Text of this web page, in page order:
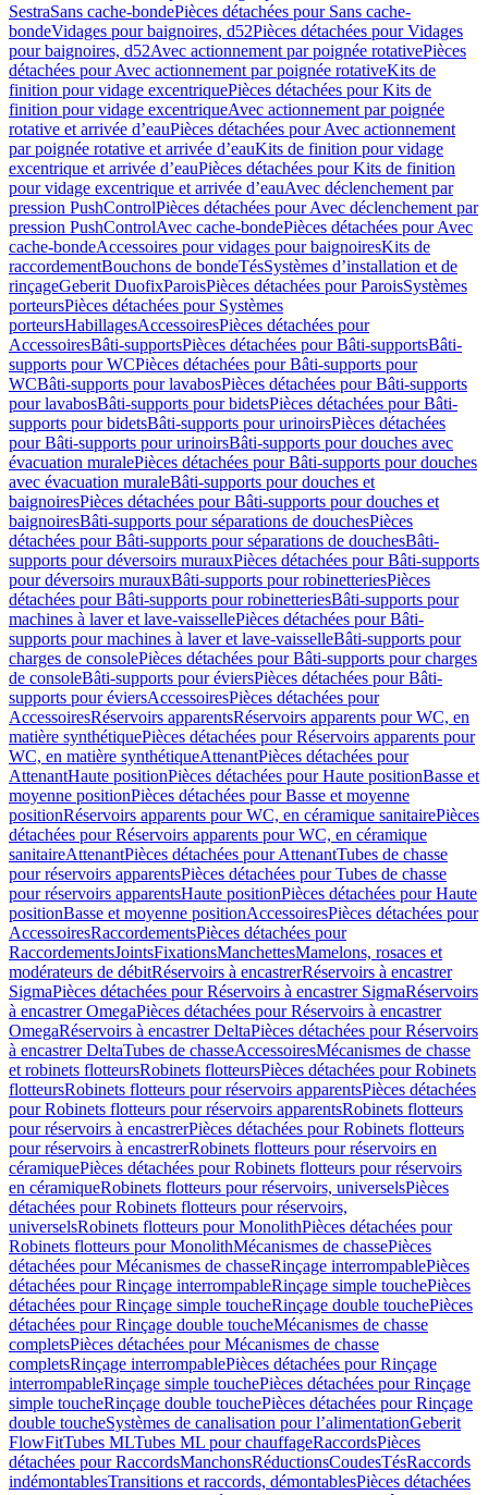
SestraSans cache-bondePièces détachées pour Sans cache-
bondeVidages pour baignoires, d52Pièces détachées pour Vidages
pour baignoires, d52Avec actionnement par poignée rotativePièces
détachées pour Avec actionnement par poignée rotativeKits de
finition pour vidage excentriquePièces détachées pour Kits de
finition pour vidage excentriqueAvec actionnement par poignée
rotative et arrivée d’eauPièces détachées pour Avec actionnement
par poignée rotative et arrivée d’eauKits de finition pour vidage
excentrique et arrivée d’eauPièces détachées pour Kits de finition
pour vidage excentrique et arrivée d’eauAvec déclenchement par
pression PushControlPièces détachées pour Avec déclenchement par
pression PushControlAvec cache-bondePièces détachées pour Avec
cache-bondeAccessoires pour vidages pour baignoiresKits de
raccordementBouchons de bondeTésSystèmes d’installation et de
rinçageGeberit DuofixParoisPièces détachées pour ParoisSystèmes
porteursPièces détachées pour Systèmes
porteursHabillagesAccessoiresPièces détachées pour
AccessoiresBâti-supportsPièces détachées pour Bâti-supportsBâti-
supports pour WCPièces détachées pour Bâti-supports pour
WCBâti-supports pour lavabosPièces détachées pour Bâti-supports
pour lavabosBâti-supports pour bidetsPièces détachées pour Bâti-
supports pour bidetsBâti-supports pour urinoirsPièces détachées
pour Bâti-supports pour urinoirsBâti-supports pour douches avec
évacuation muralePièces détachées pour Bâti-supports pour douches
avec évacuation muraleBâti-supports pour douches et
baignoiresPièces détachées pour Bâti-supports pour douches et
baignoiresBâti-supports pour séparations de douchesPièces
détachées pour Bâti-supports pour séparations de douchesBâti-
supports pour déversoirs murauxPièces détachées pour Bâti-supports
pour déversoirs murauxBâti-supports pour robinetteriesPièces
détachées pour Bâti-supports pour robinetteriesBâti-supports pour
machines à laver et lave-vaissellePièces détachées pour Bâti-
supports pour machines à laver et lave-vaisselleBâti-supports pour
charges de consolePièces détachées pour Bâti-supports pour charges
de consoleBâti-supports pour éviersPièces détachées pour Bâti-
supports pour éviersAccessoiresPièces détachées pour
AccessoiresRéservoirs apparentsRéservoirs apparents pour WC, en
matière synthétiquePièces détachées pour Réservoirs apparents pour
WC, en matière synthétiqueAttenantPièces détachées pour
AttenantHaute positionPièces détachées pour Haute positionBasse et
moyenne positionPièces détachées pour Basse et moyenne
positionRéservoirs apparents pour WC, en céramique sanitairePièces
détachées pour Réservoirs apparents pour WC, en céramique
sanitaireAttenantPièces détachées pour AttenantTubes de chasse
pour réservoirs apparentsPièces détachées pour Tubes de chasse
pour réservoirs apparentsHaute positionPièces détachées pour Haute
positionBasse et moyenne positionAccessoiresPièces détachées pour
AccessoiresRaccordementsPièces détachées pour
RaccordementsJointsFixationsManchettesMamelons, rosaces et
modérateurs de débitRéservoirs à encastrerRéservoirs à encastrer
SigmaPièces détachées pour Réservoirs à encastrer SigmaRéservoirs
à encastrer OmegaPièces détachées pour Réservoirs à encastrer
OmegaRéservoirs à encastrer DeltaPièces détachées pour Réservoirs
à encastrer DeltaTubes de chasseAccessoiresMécanismes de chasse
et robinets flotteursRobinets flotteursPièces détachées pour Robinets
flotteursRobinets flotteurs pour réservoirs apparentsPièces détachées
pour Robinets flotteurs pour réservoirs apparentsRobinets flotteurs
pour réservoirs à encastrerPièces détachées pour Robinets flotteurs
pour réservoirs à encastrerRobinets flotteurs pour réservoirs en
céramiquePièces détachées pour Robinets flotteurs pour réservoirs
en céramiqueRobinets flotteurs pour réservoirs, universelsPièces
détachées pour Robinets flotteurs pour réservoirs,
universelsRobinets flotteurs pour MonolithPièces détachées pour
Robinets flotteurs pour MonolithMécanismes de chassePièces
détachées pour Mécanismes de chasseRinçage interrompablePièces
détachées pour Rinçage interrompableRinçage simple touchePièces
détachées pour Rinçage simple toucheRinçage double touchePièces
détachées pour Rinçage double toucheMécanismes de chasse
completsPièces détachées pour Mécanismes de chasse
completsRinçage interrompablePièces détachées pour Rinçage
interrompableRinçage simple touchePièces détachées pour Rinçage
simple toucheRinçage double touchePièces détachées pour Rinçage
double toucheSystèmes de canalisation pour l’alimentationGeberit
FlowFitTubes MLTubes ML pour chauffageRaccordsPièces
détachées pour RaccordsManchonsRéductionsCoudesTésRaccords
indémontablesTransitions et raccords, démontablesPièces détachées